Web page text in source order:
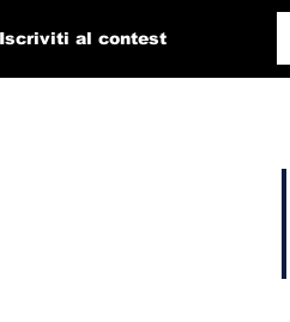
Iscriviti al contest